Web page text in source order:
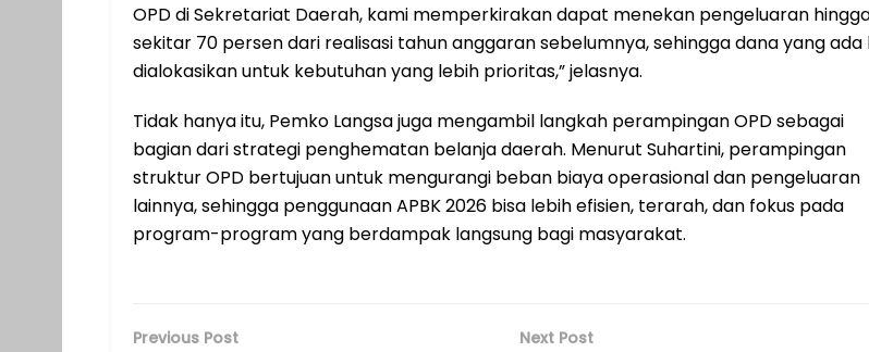
OPD di Sekretariat Daerah, kami memperkirakan dapat menekan pengeluaran
sekitar 70 persen dari realisasi tahun anggaran sebelumnya, sehingga dana yang ada
dialokasikan untuk kebutuhan yang lebih prioritas,” jelasnya.
Tidak hanya itu, Pemko Langsa juga mengambil langkah perampingan OPD sebagai
bagian dari strategi penghematan belanja daerah. Menurut Suhartini, perampingan
struktur OPD bertujuan untuk mengurangi beban biaya operasional dan pengeluaran
lainnya, sehingga penggunaan APBK 2026 bisa lebih efisien, terarah, dan fokus pada
program-program yang berdampak langsung bagi masyarakat.
Previous Post Next Post